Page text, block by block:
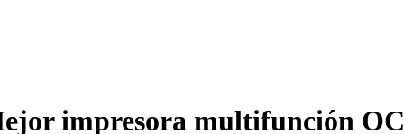
impresora multifunción